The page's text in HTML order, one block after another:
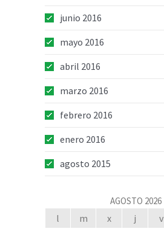
junio 2016
mayo 2016
abril 2016
marzo 2016
febrero 2016
enero 2016
agosto 2015
AGOSTO 2026
l m x j v